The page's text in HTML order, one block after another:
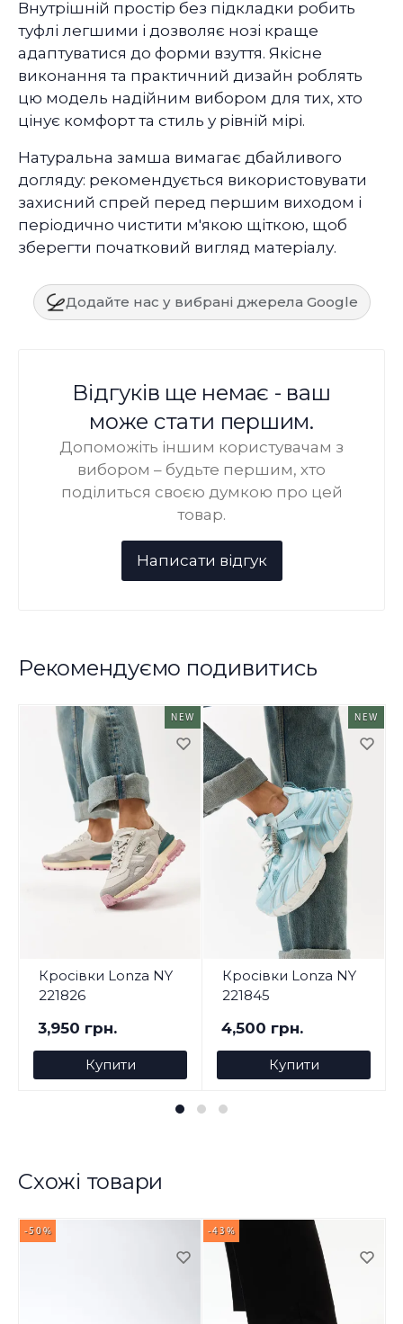
Внутрішній простір без підкладки робить
туфлі легшими і дозволяє нозі краще
адаптуватися до форми взуття. Якісне
виконання та практичний дизайн роблять
цю модель надійним вибором для тих, хто
цінує комфорт та стиль у рівній мірі.
Натуральна замша вимагає дбайливого
догляду: рекомендується використовувати
захисний спрей перед першим виходом і
періодично чистити м'якою щіткою, щоб
зберегти початковий вигляд матеріалу.
Додайте нас у вибрані джерела Google
Відгуків ще немає - ваш
може стати першим.
Допоможіть іншим користувачам з
вибором – будьте першим, хто
поділиться своєю думкою про цей
товар.
Рекомендуємо подивитись
NEW
Кросівки Lonza NY
221826
3,950 грн.
Купити
NEW
Кросівки Lonza NY
221845
4,500 грн.
Купити
Схожі товари
-50% -43%